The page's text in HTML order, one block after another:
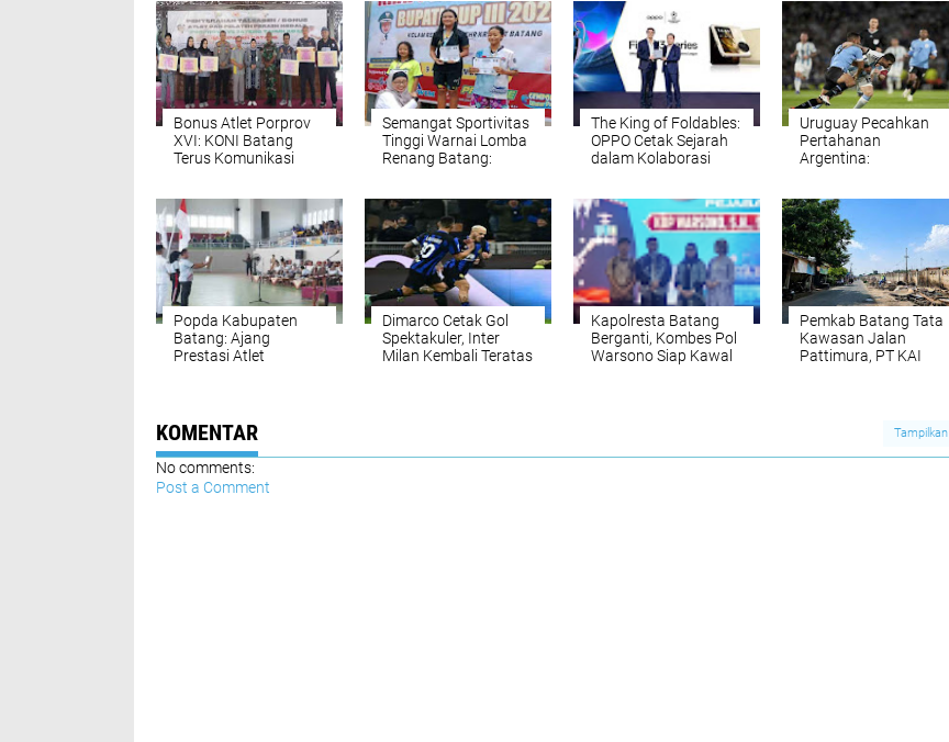
Bonus Atlet Porprov
XVI: KONI Batang
Terus Komunikasi
Semangat Sportivitas
Tinggi Warnai Lomba
Renang Batang:
Olahraga
The King of Foldables:
OPPO Cetak Sejarah
dalam Kolaborasi
Uruguay Pecahkan
Pertahanan
Argentina:
Popda Kabupaten
Batang: Ajang
Prestasi Atlet
Dimarco Cetak Gol
Spektakuler, Inter
Milan Kembali Teratas
Kapolresta Batang
Berganti, Kombes Pol
Warsono Siap Kawal
Pemkab Batang Tata
Kawasan Jalan
Pattimura, PT KAI
KOMENTAR Tampilkan
No comments:
Post a Comment